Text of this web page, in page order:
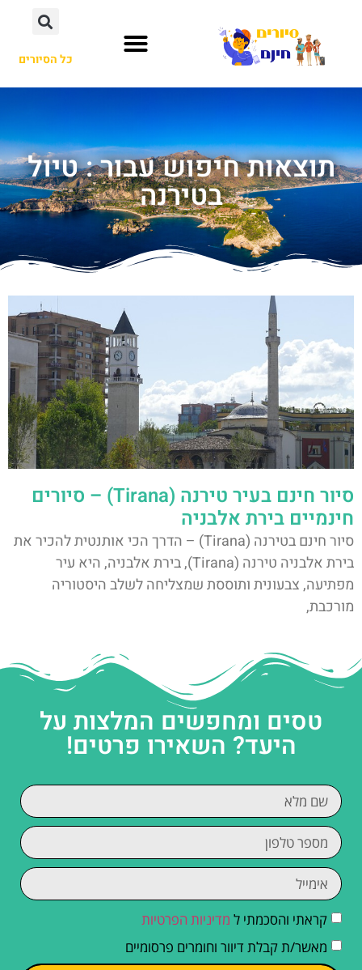
כל הסיורים
תוצאות חיפוש עבור : טיול
בטירנה
סיור חינם בעיר טירנה (Tirana) – סיורים
חינמיים בירת אלבניה
סיור חינם בטירנה (Tirana) – הדרך הכי אותנטית להכיר את
בירת אלבניה טירנה (Tirana), בירת אלבניה, היא עיר
מפתיעה, צבעונית ותוססת שמצליחה לשלב היסטוריה
מורכבת,
טסים ומחפשים המלצות על
היעד? השאירו פרטים!
קראתי והסכמתי ל מדיניות הפרטיות
מאשר/ת קבלת דיוור וחומרים פרסומיים